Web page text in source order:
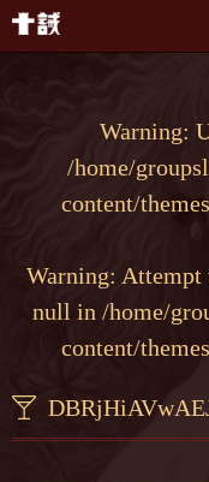
Warning:
/home/
content/
Warning: Attempt
null in /home/
content/